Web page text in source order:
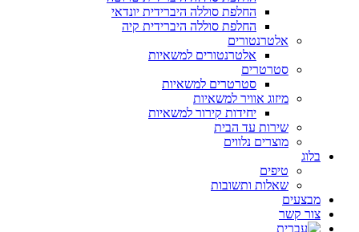
החלפת סוללה היברידית יונדאי
החלפת סוללה היברידית קיה
אלטרנטורים
אלטרנטורים למשאיות
סטרטרים
סטרטרים למשאיות
מיזוג אוויר למשאיות
יחידות קירור למשאיות
שירות עד הבית
מוצרים נלווים
בלוג
טיפים
שאלות ותשובות
מבצעים
צור קשר